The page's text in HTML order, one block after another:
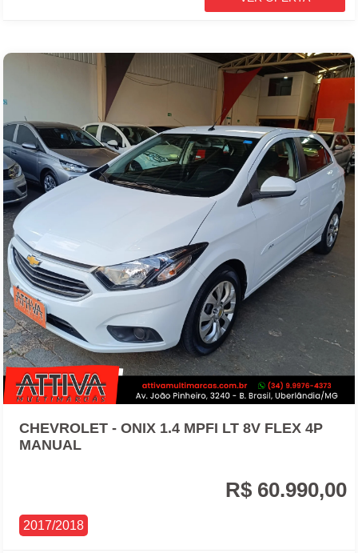
CHEVROLET - ONIX 1.4 MPFI LT 8V FLEX 4P
MANUAL
R$ 60.990,00
2017/2018